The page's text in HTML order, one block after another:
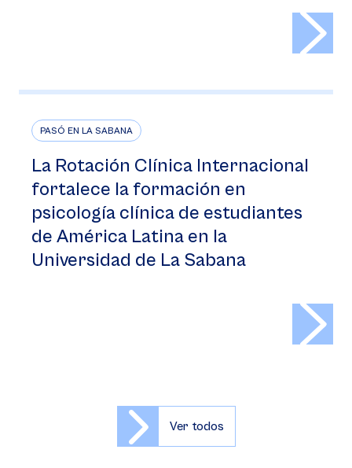
PASÓ EN LA SABANA
La Rotación Clínica Internacional
fortalece la formación en
psicología clínica de estudiantes
de América Latina en la
Universidad de La Sabana
Ver todos